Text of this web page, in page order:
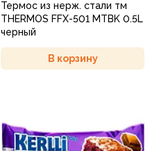
Термос из нерж. стали тм
THERMOS FFX-501 MTBK 0.5L
черный
В корзину